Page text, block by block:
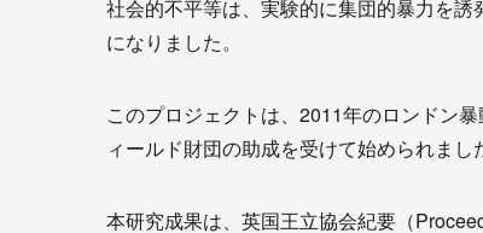
社会的不平等は、実験的に集団的暴力を
になりました。
このプロジェクトは、2011年のロンドン
ィールド財団の助成を受けて始められまし
本研究成果は、英国王立協会紀要（